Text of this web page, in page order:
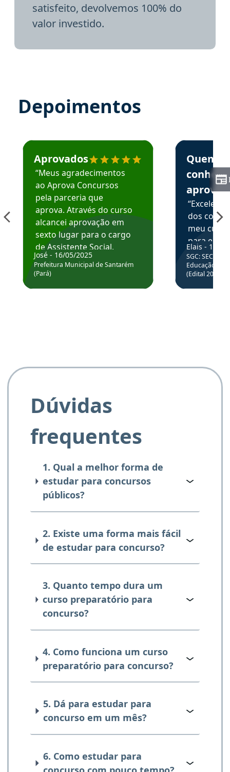
satisfeito, devolvemos 100% do
valor investido.
Depoimentos
Estudante José recomenda o Aprova Concursos em
Aprovados
“Meus agradecimentos
ao Aprova Concursos
pela parceria que
aprova. Através do curso
alcancei aprovação em
sexto lugar para o cargo
de Assistente Social.
Hoje estou atuando na
Prefeitura de Santarém.
José - 16/05/2025
Prefeitura Municipal de Santarém
(Pará)
Estudante
Quem
aprova
dos
meu
para
colocar
através
de
Elais - 15/
SGC: SEC BA
Educação
(Edital
Dúvidas
frequentes
1. Qual a melhor forma de
estudar para concursos
públicos?
2. Existe uma forma mais fácil
de estudar para concurso?
3. Quanto tempo dura um
curso preparatório para
concurso?
4. Como funciona um curso
preparatório para concurso?
5. Dá para estudar para
concurso em um mês?
6. Como estudar para